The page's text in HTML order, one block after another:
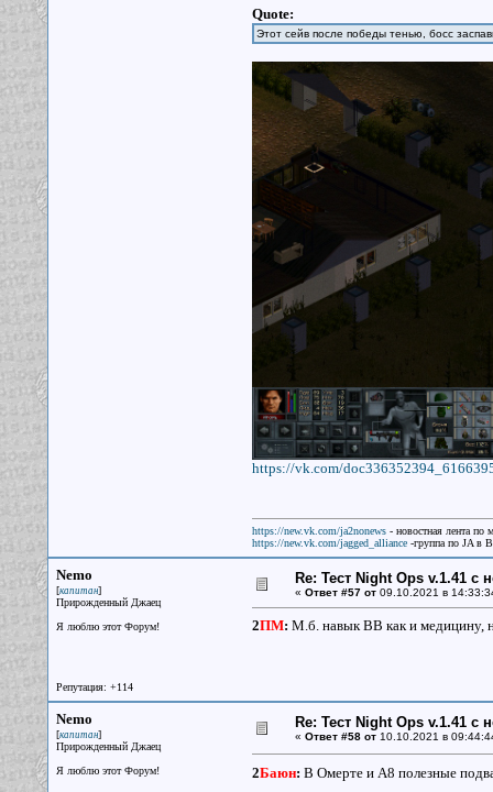
Quote:
Этот сейв после победы тенью, босс
https://vk.com/
https://new.vk.com/ja2nonews- новостная лента по
https://new.vk.com/jagged_alliance-группа по JA в
Nemo
[капитан]
Прирожденный Джаец
Я люблю этот Форум!
Репутация: +114
Re: Тест Night Ops v.1.41 с
« Ответ #57 от09.10.2021 в
2ПМ: М.б. навык ВВ как и медицину,
Nemo
[капитан]
Прирожденный Джаец
Я люблю этот Форум!
Re: Тест Night Ops v.1.41 с
« Ответ #58 от10.10.2021 в
2Баюн: В Омерте и А8 полезные